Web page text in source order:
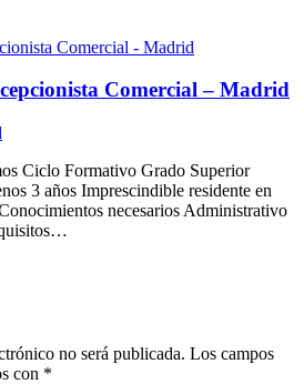
Comercial – Madrid
Ciclo Formativo Grado Superior
3 años Imprescindible residente en
necesarios Administrativo
no será publicada. Los campos
con *